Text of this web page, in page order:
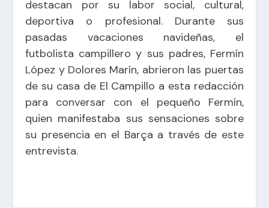
destacan por su labor social, cultural,
deportiva o profesional. Durante sus
pasadas vacaciones navideñas, el
futbolista campillero y sus padres, Fermín
López y Dolores Marín, abrieron las puertas
de su casa de El Campillo a esta redacción
para conversar con el pequeño Fermín,
quien manifestaba sus sensaciones sobre
su presencia en el Barça a través de este
entrevista.